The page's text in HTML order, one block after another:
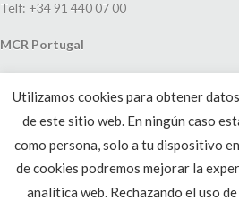
Telf: +34 91 440 07 00
MCR Portugal
João V, 24
1250-091 Lisboa, Portugal
Telf: +351 220 993 033
Utilizamos cookies para obtener
de este sitio web. En ningún caso
como persona, solo a tu dispositivo
de cookies podremos mejorar la
analítica web. Rechazando el uso